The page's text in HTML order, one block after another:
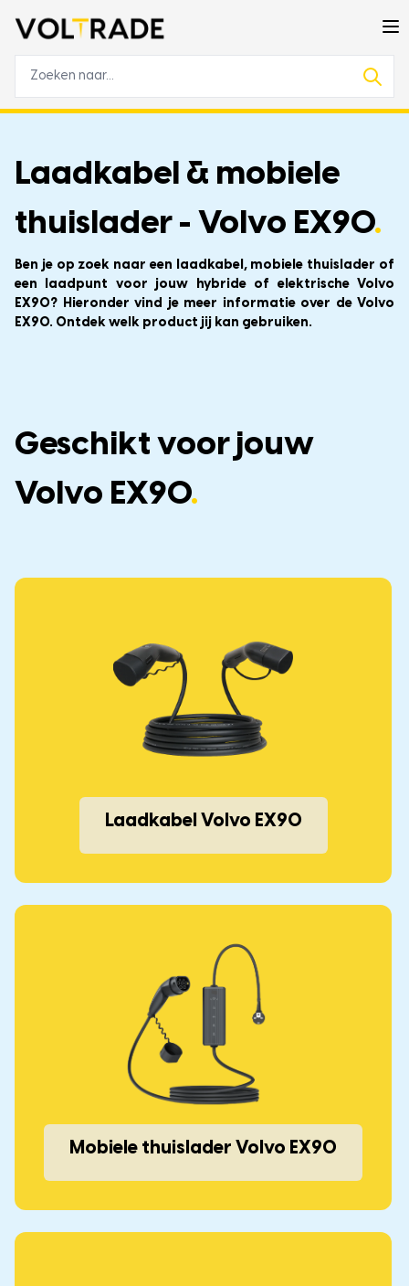
Laadkabel & mobiele
thuislader - Volvo EX90.
Ben je op zoek naar een laadkabel, mobiele thuislader of
een laadpunt voor jouw hybride of elektrische Volvo
EX90? Hieronder vind je meer informatie over de Volvo
EX90. Ontdek welk product jij kan gebruiken.
Geschikt voor jouw
Volvo EX90.
Laadkabel Volvo EX90
Mobiele thuislader Volvo EX90